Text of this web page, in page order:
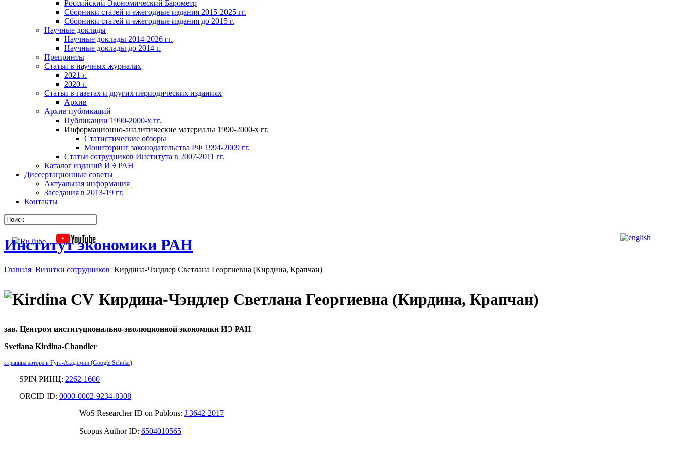
Российский Экономический Барометр
Сборники статей и ежегодные издания 2015-2025 гг.
Сборники статей и ежегодные издания до 2015 г.
Научные доклады
Научные доклады 2014-2026 гг.
Научные доклады до 2014 г.
Препринты
Статьи в научных журналах
2021 г.
2020 г.
Статьи в газетах и других периодических изданиях
Архив
Архив публикаций
Публикации 1990-2000-х гг.
Информационно-аналитические материалы 1990-2000-х гг.
Статистические обзоры
Мониторинг законодательства РФ 1994-2009 гг.
Статьи сотрудников Института в 2007-2011 гг.
Каталог изданий ИЭ РАН
Диссертационные советы
Актуальная информация
Заседания в 2013-19 гг.
Контакты
Институт экономики РАН
Главная Визитки сотрудников Кирдина-Чэндлер Светлана Георгиевна (Кирдина, Крапчан)
Кирдина-Чэндлер Светлана Георгиевна (Кирдина, Крапчан)
зав. Центром институционально-эволюционной экономики ИЭ РАН
Svetlana Kirdina-Chandler
страница автора в Гугл-Академии (Google Scholar)
SPIN РИНЦ: 2262-1600
ORCID ID: 0000-0002-9234-8308
WoS Researcher ID on Publons: J 3642-2017
Scopus Author ID: 6504010565